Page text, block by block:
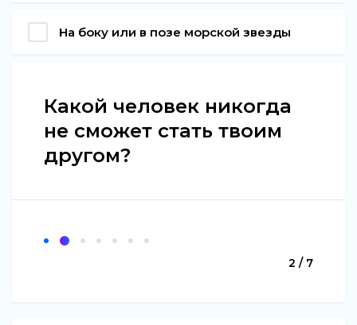
На боку или в позе морской звезды
Какой человек никогда
не сможет стать твоим
другом?
2 / 7